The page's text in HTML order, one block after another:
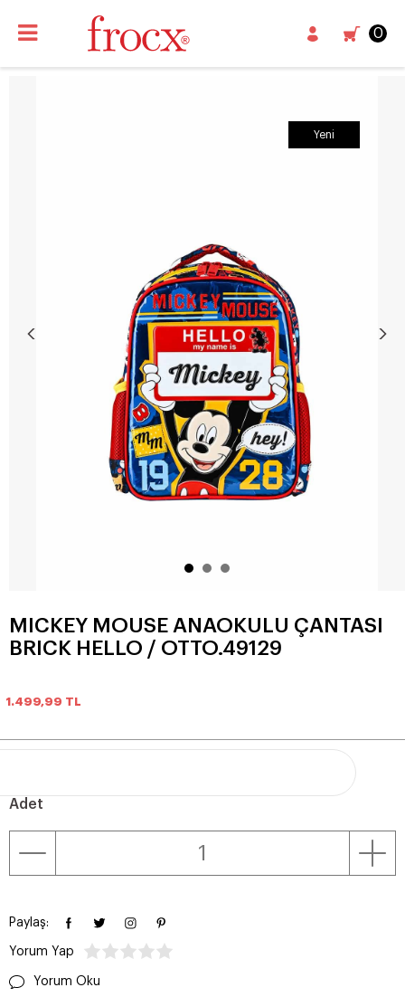
0
Yeni
MICKEY MOUSE ANAOKULU ÇANTASI
BRICK HELLO / OTTO.49129
1.499,99 TL
Adet
Paylaş:
Yorum Yap
Yorum Oku